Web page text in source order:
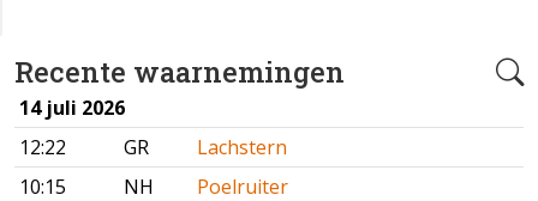
Recente waarnemingen
14 juli 2026
12:22
GR
Lachstern
10:15
NH
Poelruiter